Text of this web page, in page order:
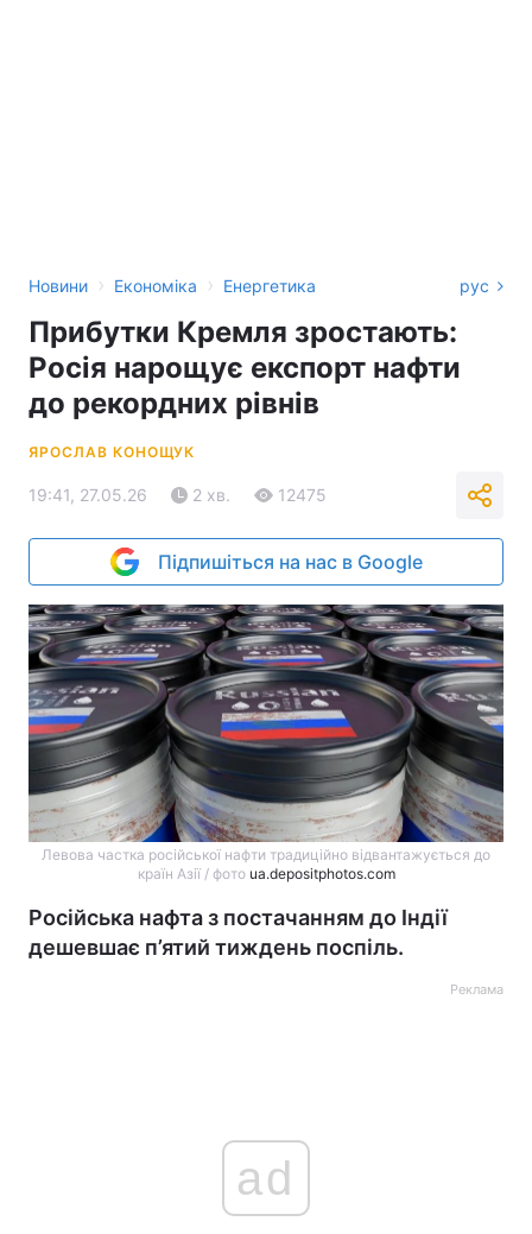
Новини › Економіка › Енергетика рус
Прибутки Кремля зростають:
Росія нарощує експорт нафти
до рекордних рівнів
ЯРОСЛАВ КОНОЩУК
19:41, 27.05.26 2 хв. 12475
Підпишіться на нас в Google
Левова частка російської нафти традиційно відвантажується до
країн Азії / фото ua.depositphotos.com
Російська нафта з постачанням до Індії
дешевшає п’ятий тиждень поспіль.
Реклама
ad